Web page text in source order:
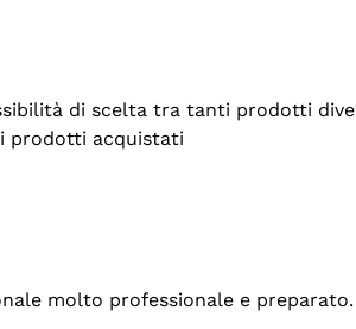
di scelta tra tanti prodotti
prodotti acquistati
molto professionale e